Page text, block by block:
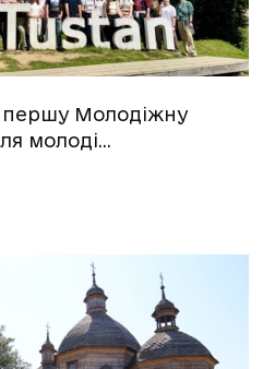
першу Молодіжну
молоді…